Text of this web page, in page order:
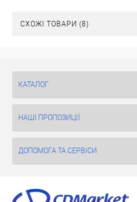
СХОЖІ ТОВАРИ (8)
КАТАЛОГ
НАШІ ПРОПОЗИЦІЇ
ДОПОМОГА ТА СЕРВІСИ